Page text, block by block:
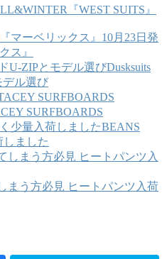
『WEST SUITS』
10月23日発
ス』
Dusksuits
デル選び
SURFBOARDS
BEANS
ました
まう方必見 ヒートパンツ入荷